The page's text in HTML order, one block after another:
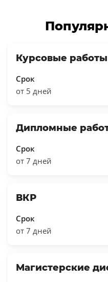
Курсовые работы
Срок
от 5 дней
Дипломные
Срок
от 7 дней
ВКР
Срок
от 7 дней
Магистерские